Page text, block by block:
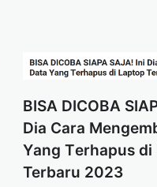
BISA DICOBA
Dia Cаrа
Yаng Tеrhарuѕ di
Terbaru 2023